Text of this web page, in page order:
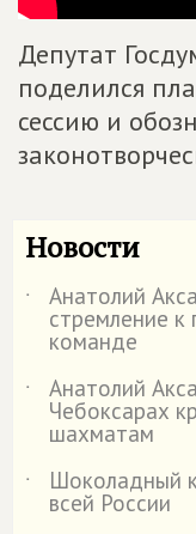
Депутат
поделился
сессию и
Новости
˙ Анатолий
стремление к
команде
˙
Анатолий
Чебоксарах
шахматам
˙
Шоколадный
всей России